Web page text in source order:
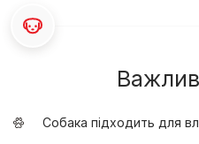
Собака підходить для